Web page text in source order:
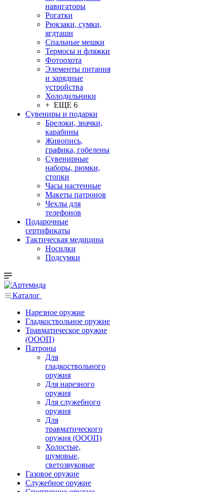
навигаторы
Рогатки
Рюкзаки, сумки,
ягдташи
Спальные мешки
Термосы и фляжки
Фотоохота
Элементы питания
и зарядные
устройства
Холодильники
+ ЕЩЕ 6
Сувениры и подарки
Брелоки, значки,
карабины
Живопись,
графика, гобелены
Сувенирные
наборы, рюмки,
стопки
Часы настенные
Макеты патронов
Чехлы для
телефонов
Подарочные
сертификаты
Тактическая медицина
Носилки
Подсумки
Каталог
Нарезное оружие
Гладкоствольное оружие
Травматическое оружие
(ОООП)
Патроны
Для
гладкоствольного
оружия
Для нарезного
оружия
Для служебного
оружия
Для
травматического
оружия (ОООП)
Холостые,
шумовые,
светозвуковые
Газовое оружие
Служебное оружие